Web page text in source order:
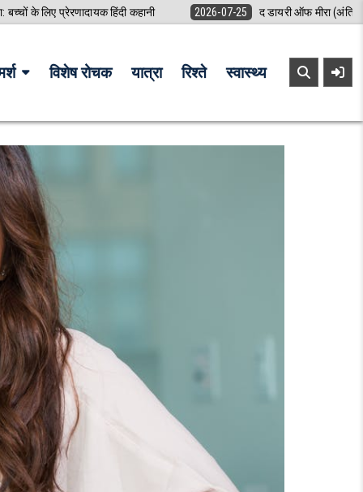
बच्चों के लिए प्रेरणादायक हिंदी कहानी 2026-07-25 द डायरी ऑफ मीरा
विशेष रोचक यात्रा रिश्ते स्वास्थ्य